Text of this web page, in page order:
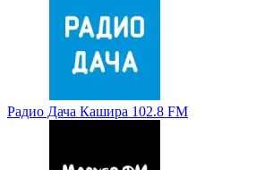
Радио Дача Кашира 102.8 FM